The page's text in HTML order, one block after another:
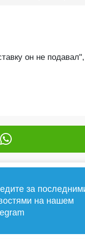
он не
за
на нашем